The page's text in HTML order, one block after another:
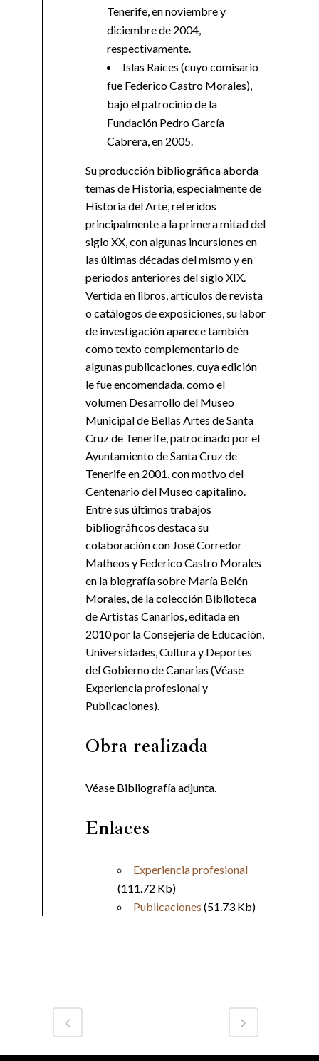
Tenerife, en noviembre y
diciembre de 2004,
respectivamente.
Islas Raíces (cuyo comisario
fue Federico Castro Morales),
bajo el patrocinio de la
Fundación Pedro García
Cabrera, en 2005.
Su producción bibliográfica aborda
temas de Historia, especialmente de
Historia del Arte, referidos
principalmente a la primera mitad del
siglo XX, con algunas incursiones en
las últimas décadas del mismo y en
periodos anteriores del siglo XIX.
Vertida en libros, artículos de revista
o catálogos de exposiciones, su labor
de investigación aparece también
como texto complementario de
algunas publicaciones, cuya edición
le fue encomendada, como el
volumen Desarrollo del Museo
Municipal de Bellas Artes de Santa
Cruz de Tenerife, patrocinado por el
Ayuntamiento de Santa Cruz de
Tenerife en 2001, con motivo del
Centenario del Museo capitalino.
Entre sus últimos trabajos
bibliográficos destaca su
colaboración con José Corredor
Matheos y Federico Castro Morales
en la biografía sobre María Belén
Morales, de la colección Biblioteca
de Artistas Canarios, editada en
2010 por la Consejería de Educación,
Universidades, Cultura y Deportes
del Gobierno de Canarias (Véase
Experiencia profesional y
Publicaciones).
Obra realizada
Véase Bibliografía adjunta.
Enlaces
Experiencia profesional
(111.72 Kb)
Publicaciones (51.73 Kb)